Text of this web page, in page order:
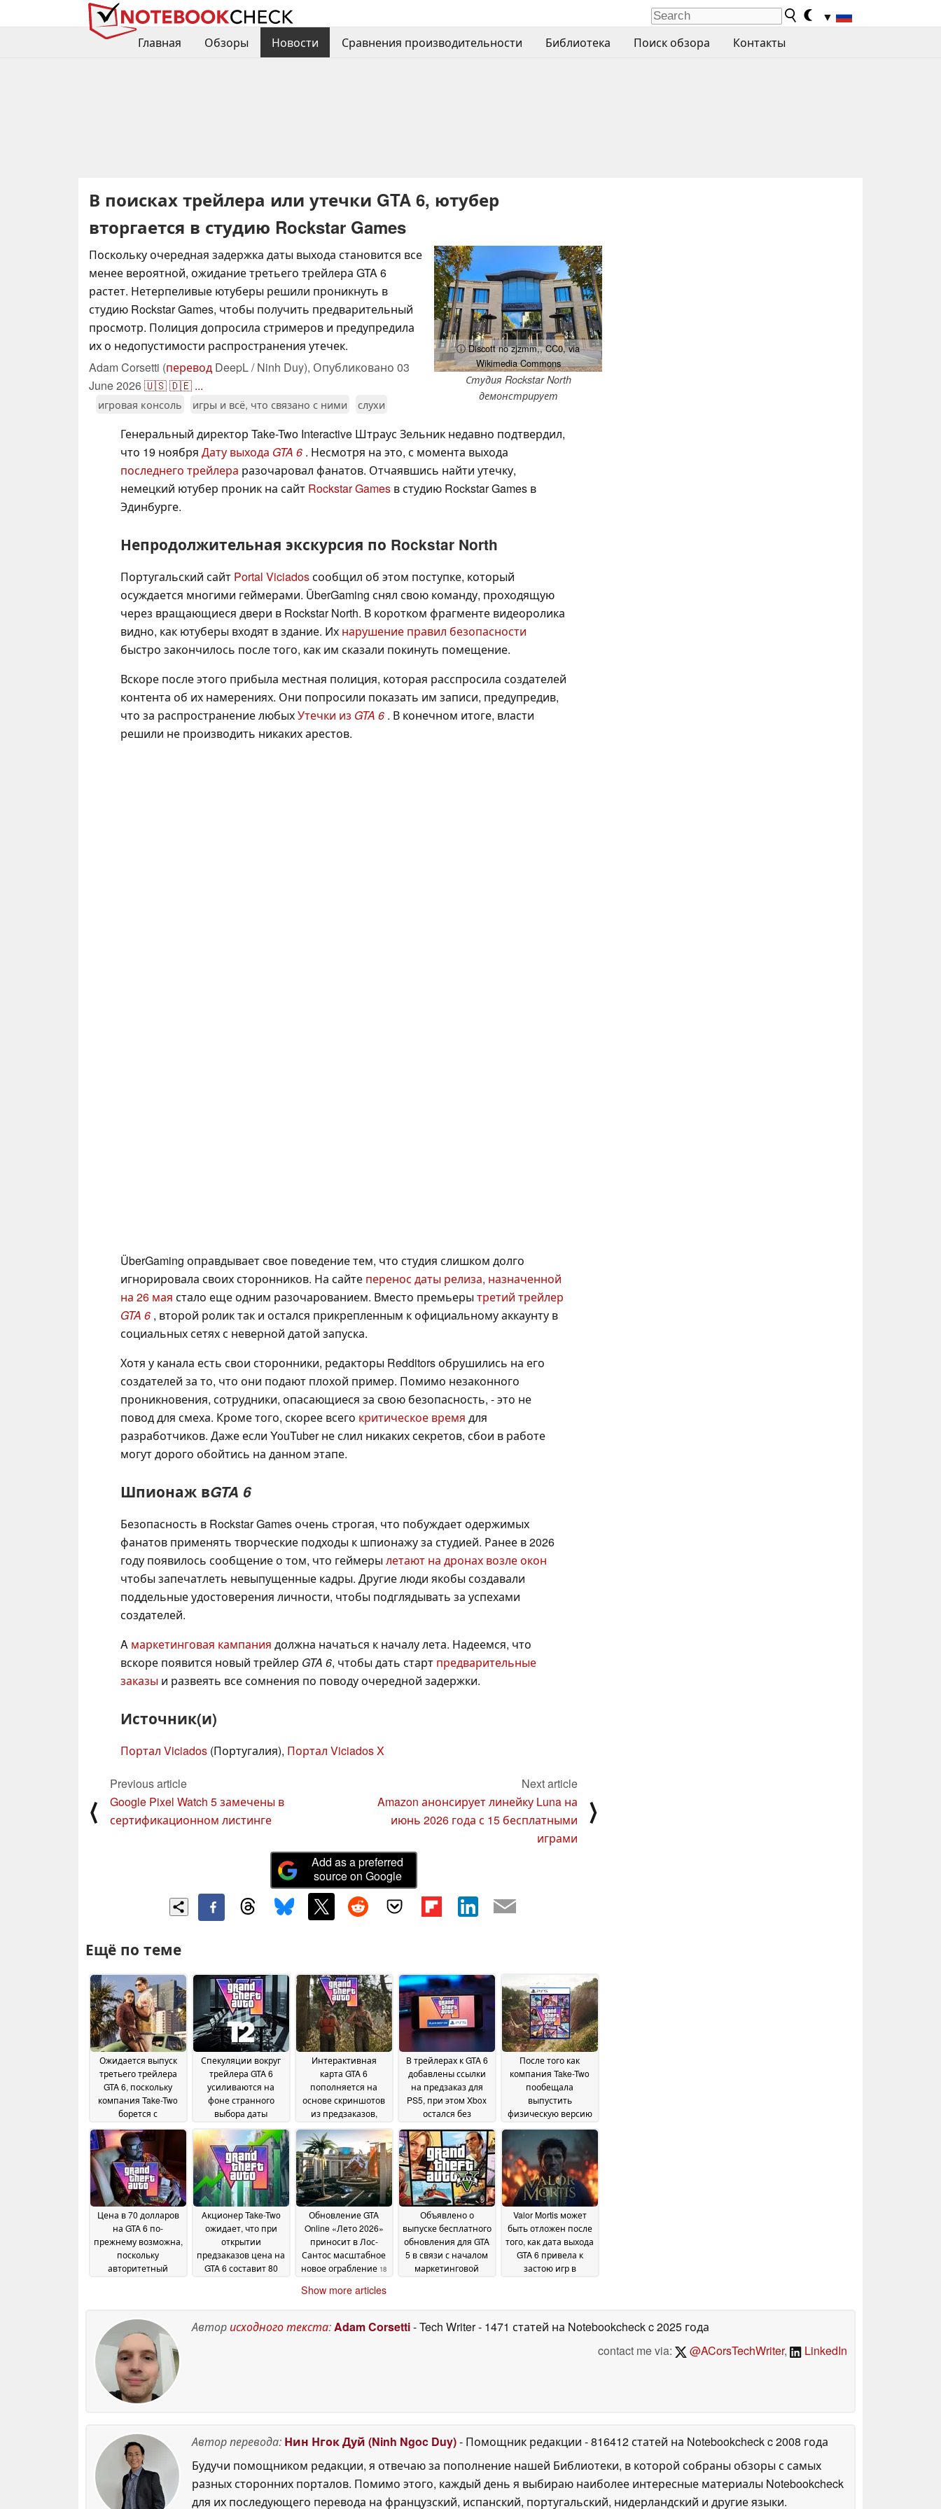
▼
Главная
Обзоры Новости Сравнения производительности Библиотека Поиск обзора Контакты
В поисках трейлера или утечки GTA 6, ютубер
вторгается в студию Rockstar Games
ⓘ Discott no zjzmm,, CC0, via
Wikimedia Commons
Студия Rockstar North
демонстрирует
Поскольку очередная задержка даты выхода становится все
менее вероятной, ожидание третьего трейлера GTA 6
растет. Нетерпеливые ютуберы решили проникнуть в
студию Rockstar Games, чтобы получить предварительный
просмотр. Полиция допросила стримеров и предупредила
их о недопустимости распространения утечек.
Adam Corsetti (перевод DeepL / Ninh Duy), Опубликовано 03
June 2026🇺🇸🇩🇪 ...
игровая консоль игры и всё, что связано с ними слухи
Генеральный директор Take-Two Interactive Штраус Зельник недавно подтвердил,
что 19 ноября Дату выхода GTA 6 . Несмотря на это, с момента выхода
последнего трейлера разочаровал фанатов. Отчаявшись найти утечку,
немецкий ютубер проник на сайт Rockstar Games в студию Rockstar Games в
Эдинбурге.
Непродолжительная экскурсия по Rockstar North
Португальский сайт Portal Viciadosсообщил об этом поступке, который
осуждается многими геймерами. ÜberGaming снял свою команду, проходящую
через вращающиеся двери в Rockstar North. В коротком фрагменте видеоролика
видно, как ютуберы входят в здание. Их нарушение правил безопасности
быстро закончилось после того, как им сказали покинуть помещение.
Вскоре после этого прибыла местная полиция, которая расспросила создателей
контента об их намерениях. Они попросили показать им записи, предупредив,
что за распространение любыхУтечки из GTA 6 . В конечном итоге, власти
решили не производить никаких арестов.
ÜberGaming оправдывает свое поведение тем, что студия слишком долго
игнорировала своих сторонников. На сайте перенос даты релиза, назначенной
на 26 мая стало еще одним разочарованием. Вместо премьеры третий трейлер
GTA 6 , второй ролик так и остался прикрепленным к официальному аккаунту в
социальных сетях с неверной датой запуска.
Хотя у канала есть свои сторонники, редакторы Redditors обрушились на его
создателей за то, что они подают плохой пример. Помимо незаконного
проникновения, сотрудники, опасающиеся за свою безопасность, - это не
повод для смеха. Кроме того, скорее всего критическое время для
разработчиков. Даже если YouTuber не слил никаких секретов, сбои в работе
могут дорого обойтись на данном этапе.
Шпионаж вGTA 6
Безопасность в Rockstar Games очень строгая, что побуждает одержимых
фанатов применять творческие подходы к шпионажу за студией. Ранее в 2026
году появилось сообщение о том, что геймеры летают на дронах возле окон
чтобы запечатлеть невыпущенные кадры. Другие люди якобы создавали
поддельные удостоверения личности, чтобы подглядывать за успехами
создателей.
A маркетинговая кампания должна начаться к началу лета. Надеемся, что
вскоре появится новый трейлер GTA 6, чтобы дать старт предварительные
заказы и развеять все сомнения по поводу очередной задержки.
Источник(и)
Портал Viciados (Португалия), Портал Viciados X
⟨
Previous article
Google Pixel Watch 5 замечены в
сертификационном листинге
Next article
Amazon анонсирует линейку Luna на
июнь 2026 года с 15 бесплатными
играми
⟩
Add as a preferred
source on Google
Ещё по теме
Ожидается выпуск
третьего трейлера
GTA 6, поскольку
компания Take-Two
борется с
утечками,
сгенерированными
искусственным
интеллектом25 July
2026
Спекуляции вокруг
трейлера GTA 6
усиливаются на
фоне странного
выбора даты
августовской
телеконференции
по финансовым
результатам Take-
Two10 July 2026
Интерактивная
карта GTA 6
пополняется на
основе скриншотов
из предзаказов,
29 June 2026
В трейлерах к GTA 6
добавлены ссылки
на предзаказ для
PS5, при этом Xbox
остался без
оспаривает данные
о разрыве в
продажах 29 June 2026
После того как
компания Take-Two
пообещала
выпустить
физическую версию
диска вызвал
разочарование
25
June 2026
Цена в 70 долларов
на GTA 6 по-
прежнему возможна,
поскольку
авторитетный
долларов22 June 2026
Акционер Take-Two
ожидает, что при
открытии
предзаказов цена на
GTA 6 составит 80
Обновление GTA
Online «Лето 2026»
приносит в Лос-
Сантос масштабное
новое ограбление 18
Объявлено о
выпуске бесплатного
обновления для GTA
5 в связи с началом
маркетинговой
Valor Mortis может
быть отложен после
того, как дата выхода
GTA 6 привела к
застою игр в
Show more articles
Авторисходного текста:Adam Corsetti- Tech Writer- 1471 статей на Notebookcheckc 2025 года
contact me via:
@ACorsTechWriter, LinkedIn
Автор перевода: Нин Нгок Дуй (Ninh Ngoc Duy)- Помощник редакции - 816412 статей на Notebookcheckc 2008 года
Будучи помощником редакции, я отвечаю за пополнение нашей Библиотеки, в которой собраны обзоры с самых
разных сторонних порталов. Помимо этого, каждый день я выбираю наиболее интересные материалы Notebookcheck
для их последующего перевода на французский, испанский, португальский, нидерландский и другие языки.